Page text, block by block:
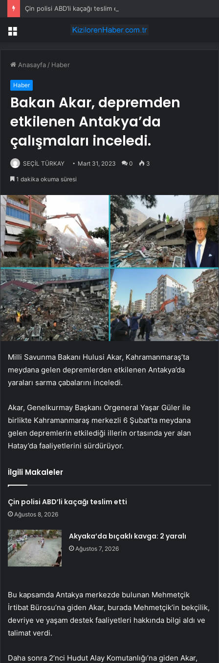
Çin polisi ABD’li kaçağı teslim etti
Menü
Anasayfa / Haber
Haber
Bakan Akar, depremden
etkilenen Antakya’da
çalışmaları inceledi.
SEÇİL TÜRKAY Mart 31, 2023 0 3
1 dakika okuma süresi
Milli Savunma Bakanı Hulusi Akar, Kahramanmaraş’ta
meydana gelen depremlerden etkilenen Antakya’da
yaraları sarma çabalarını inceledi.
Akar, Genelkurmay Başkanı Orgeneral Yaşar Güler ile
birlikte Kahramanmaraş merkezli 6 Şubat’ta meydana
gelen depremlerin etkilediği illerin ortasında yer alan
Hatay’da faaliyetlerini sürdürüyor.
İlgili Makaleler
Çin polisi ABD’li kaçağı teslim etti
Ağustos 8, 2026
Akyaka’da bıçaklı kavga: 2 yaralı
Ağustos 7, 2026
Bu kapsamda Antakya merkezde bulunan Mehmetçik
İrtibat Bürosu’na giden Akar, burada Mehmetçik’in bekçilik,
devriye ve yaşam destek faaliyetleri hakkında bilgi aldı ve
talimat verdi.
Daha sonra 2’nci Hudut Alay Komutanlığı’na giden Akar,